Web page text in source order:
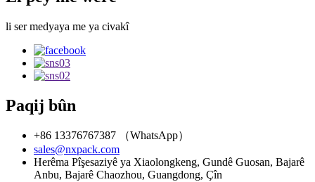
li ser medyaya me ya civakî
Paqij bûn
+86 13376767387 （WhatsApp）
sales@nxpack.com
Herêma Pîşesaziyê ya Xiaolongkeng, Gundê Guosan, Bajarê
Anbu, Bajarê Chaozhou, Guangdong, Çîn